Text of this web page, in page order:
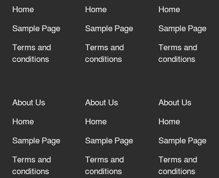
দরজা খোলা রেখেছেন
Home
Sample Page
Terms and
conditions
Home
Sample Page
Terms and
conditions
Home
Sample Page
Terms and
conditions
About Us
Home
Sample Page
Terms and
conditions
About Us
Home
Sample Page
Terms and
conditions
About Us
Home
Sample Page
Terms and
conditions